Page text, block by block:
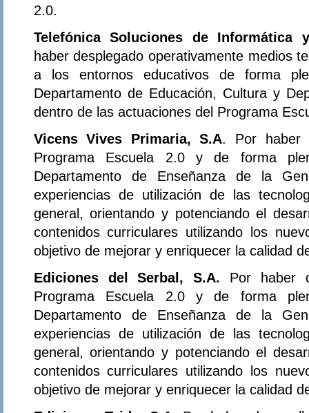
2.0.
Telefónica Soluciones de Informática
haber desplegado operativamente medios
a los entornos educativos de forma
Departamento de Educación, Cultura y
dentro de las actuaciones del Programa
Vicens Vives Primaria, S.A. Por haber
Programa Escuela 2.0 y de forma
Departamento de Enseñanza de la
experiencias de utilización de las
general, orientando y potenciando el
contenidos curriculares utilizando los
objetivo de mejorar y enriquecer la calidad
Ediciones del Serbal, S.A. Por haber
Programa Escuela 2.0 y de forma
Departamento de Enseñanza de la
experiencias de utilización de las
general, orientando y potenciando el
contenidos curriculares utilizando los
objetivo de mejorar y enriquecer la calidad